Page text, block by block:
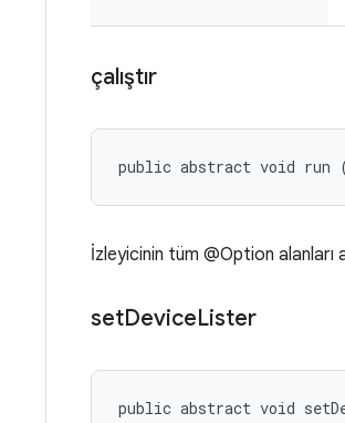
çalıştır
public abstract void run
İzleyicinin tüm @Option
setDeviceLister
public abstract void